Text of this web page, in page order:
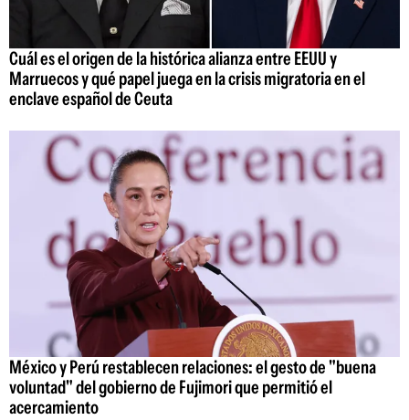
Cuál es el origen de la histórica alianza entre EEUU y
Marruecos y qué papel juega en la crisis migratoria en el
enclave español de Ceuta
México y Perú restablecen relaciones: el gesto de "buena
voluntad" del gobierno de Fujimori que permitió el
acercamiento